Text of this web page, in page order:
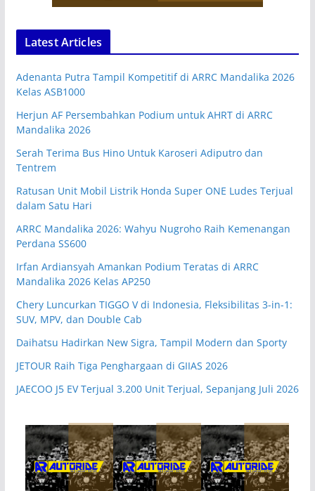
Latest Articles
Adenanta Putra Tampil Kompetitif di ARRC Mandalika 2026
Kelas ASB1000
Herjun AF Persembahkan Podium untuk AHRT di ARRC
Mandalika 2026
Serah Terima Bus Hino Untuk Karoseri Adiputro dan
Tentrem
Ratusan Unit Mobil Listrik Honda Super ONE Ludes Terjual
dalam Satu Hari
ARRC Mandalika 2026: Wahyu Nugroho Raih Kemenangan
Perdana SS600
Irfan Ardiansyah Amankan Podium Teratas di ARRC
Mandalika 2026 Kelas AP250
Chery Luncurkan TIGGO V di Indonesia, Fleksibilitas 3-in-1:
SUV, MPV, dan Double Cab
Daihatsu Hadirkan New Sigra, Tampil Modern dan Sporty
JETOUR Raih Tiga Penghargaan di GIIAS 2026
JAECOO J5 EV Terjual 3.200 Unit Terjual, Sepanjang Juli 2026